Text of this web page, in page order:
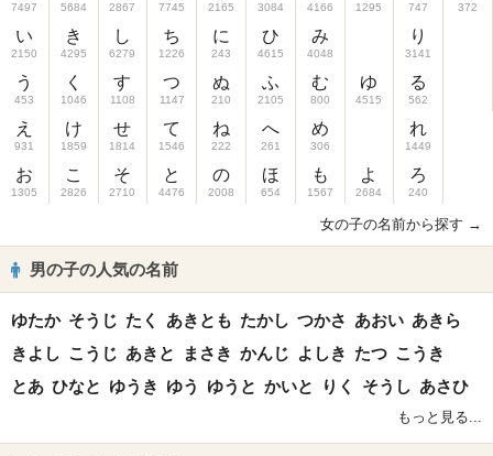
7497
い
2150
う
453
え
931
お
1305
5684
き
4295
く
1046
け
1859
こ
2826
2867
し
6279
す
1108
せ
1814
そ
2710
7745
ち
1226
つ
1147
て
1546
と
4476
2165
に
243
ぬ
210
ね
222
の
2008
3084
ひ
4615
ふ
2105
へ
261
ほ
654
4166
み
4048
む
800
め
306
も
1567
1295
ゆ
4515
よ
2684
747
り
3141
る
562
れ
1449
ろ
240
372
女の子の名前から探す →
男の子の人気の名前
ゆたか そうじ たく あきとも たかし つかさ あおい あきら
きよし こうじ あきと まさき かんじ よしき たつ こうき
とあ ひなと ゆうき ゆう ゆうと かいと りく そうし あさひ
もっと見る...